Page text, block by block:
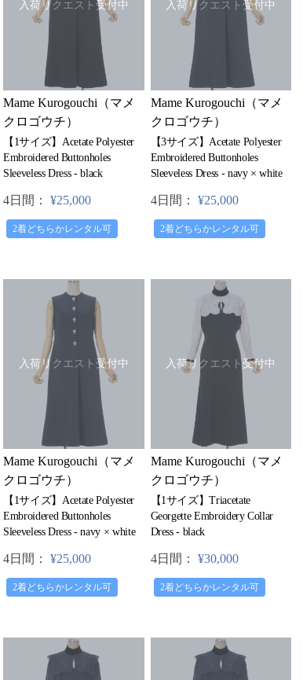
入荷リクエスト受付中
Mame Kurogouchi（マメ
クロゴウチ）
【1サイズ】Acetate Polyester
Embroidered Buttonholes
Sleeveless Dress - black
4日間： ¥25,000
2着どちらかレンタル可
入荷リクエスト受付中
Mame Kurogouchi（マメ
クロゴウチ）
【3サイズ】Acetate Polyester
Embroidered Buttonholes
Sleeveless Dress - navy × white
4日間： ¥25,000
2着どちらかレンタル可
入荷リクエスト受付中
Mame Kurogouchi（マメ
クロゴウチ）
【1サイズ】Acetate Polyester
Embroidered Buttonholes
Sleeveless Dress - navy × white
4日間： ¥25,000
2着どちらかレンタル可
入荷リクエスト受付中
Mame Kurogouchi（マメ
クロゴウチ）
【1サイズ】Triacetate
Georgette Embroidery Collar
Dress - black
4日間： ¥30,000
2着どちらかレンタル可